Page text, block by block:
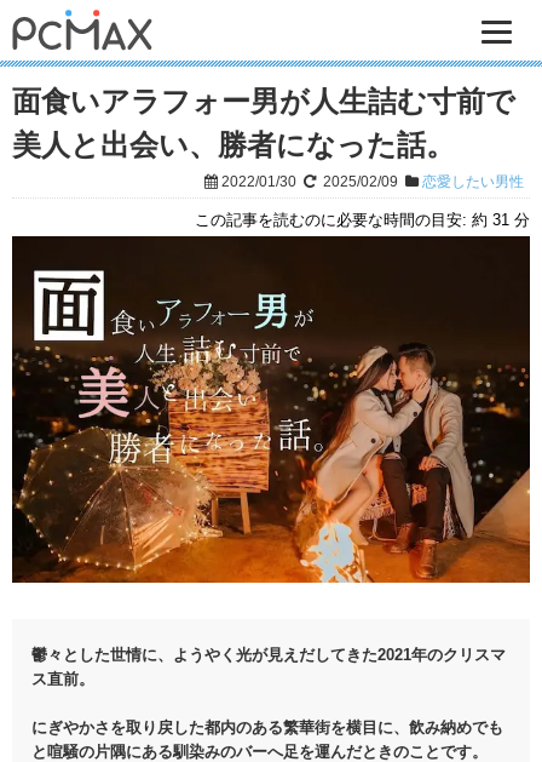
面食いアラフォー男が人生詰む寸前で
美人と出会い、勝者になった話。
2022/01/30 2025/02/09 恋愛したい男性
この記事を読むのに必要な時間の目安: 約 31 分
鬱々とした世情に、ようやく光が見えだしてきた2021年のクリスマ
ス直前。
にぎやかさを取り戻した都内のある繁華街を横目に、飲み納めでも
と喧騒の片隅にある馴染みのバーへ足を運んだときのことです。